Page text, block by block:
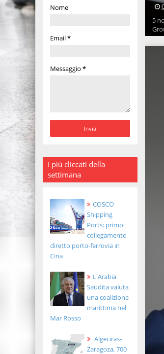
Nome
Email*
Messaggio *
I più cliccati della
settimana
COSCO
Shipping
Ports: primo
collegamento
diretto porto-ferrovia in
Cina
L'Arabia
Saudita valuta
una coalizione
marittima nel
Mar Rosso
Algeciras-
Zaragoza, 700
5